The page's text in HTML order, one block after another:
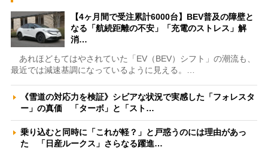
【4ヶ月間で受注累計6000台】BEV普及の障壁と
なる「航続距離の不安」「充電のストレス」解
消…
あれほどもてはやされていた「EV（BEV）シフト」の潮流も、
最近では減速基調になっているように見える。…
《雪道の対応力を検証》シビアな状況で実感した「フォレスタ
ー」の真価 「ターボ」と「スト…
乗り込むと同時に「これが軽？」と戸惑うのには理由があっ
た 「日産ルークス」さらなる躍進…